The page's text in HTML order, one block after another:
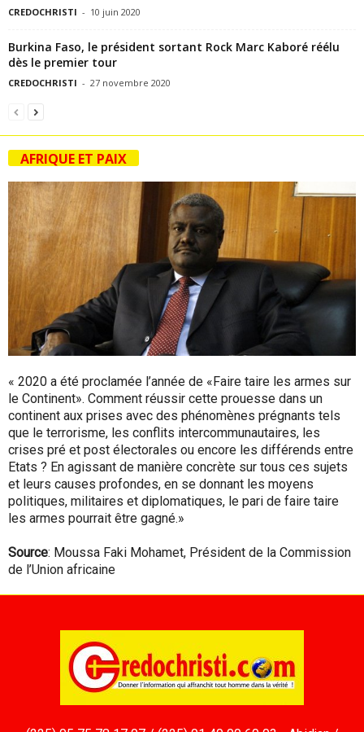
CREDOCHRISTI - 10 juin 2020
Burkina Faso, le président sortant Rock Marc Kaboré réélu
dès le premier tour
CREDOCHRISTI - 27 novembre 2020
AFRIQUE ET PAIX
« 2020 a été proclamée l’année de «Faire taire les armes sur
le Continent». Comment réussir cette prouesse dans un
continent aux prises avec des phénomènes prégnants tels
que le terrorisme, les conflits intercommunautaires, les
crises pré et post électorales ou encore les différends entre
Etats ? En agissant de manière concrète sur tous ces sujets
et leurs causes profondes, en se donnant les moyens
politiques, militaires et diplomatiques, le pari de faire taire
les armes pourrait être gagné.»
Source: Moussa Faki Mohamet, Président de la Commission
de l’Union africaine